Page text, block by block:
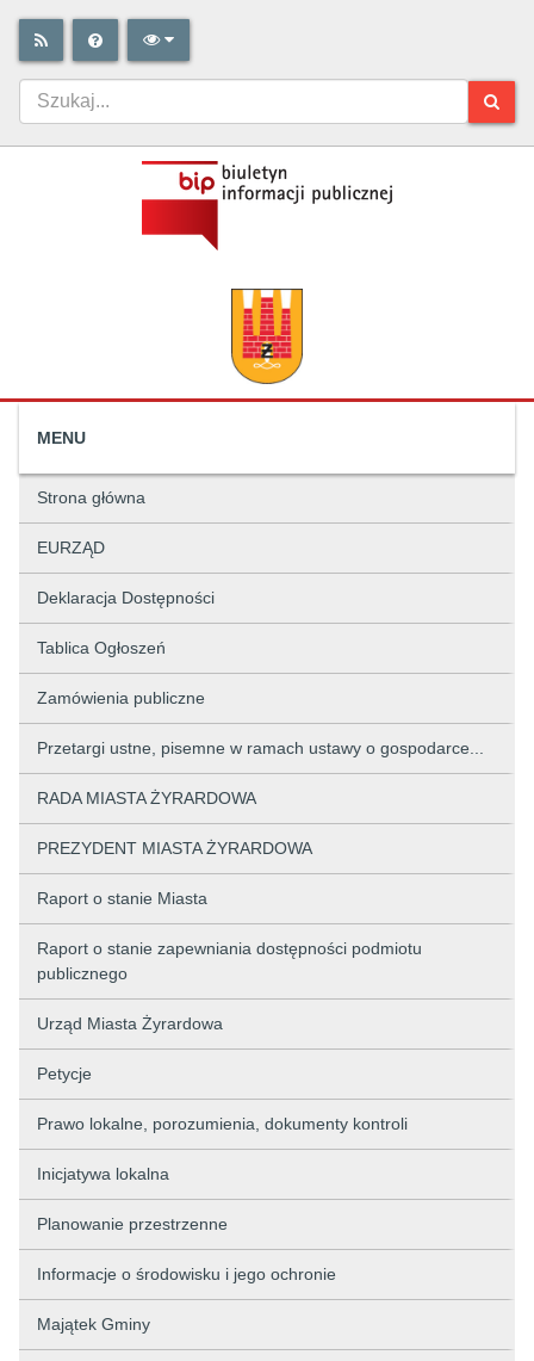
MENU
Strona główna
EURZĄD
Deklaracja Dostępności
Tablica Ogłoszeń
Zamówienia publiczne
Przetargi ustne, pisemne w ramach ustawy o gospodarce...
RADA MIASTA ŻYRARDOWA
PREZYDENT MIASTA ŻYRARDOWA
Raport o stanie Miasta
Raport o stanie zapewniania dostępności podmiotu
publicznego
Urząd Miasta Żyrardowa
Petycje
Prawo lokalne, porozumienia, dokumenty kontroli
Inicjatywa lokalna
Planowanie przestrzenne
Informacje o środowisku i jego ochronie
Majątek Gminy